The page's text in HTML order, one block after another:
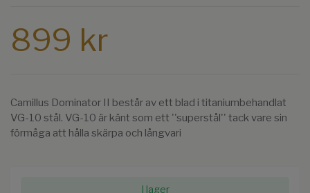
899 kr
Camillus Dominator II består av ett blad i titaniumbehandlat
VG-10 stål. VG-10 är känt som ett ''superstål'' tack vare sin
förmåga att hålla skärpa och långvari
I lager